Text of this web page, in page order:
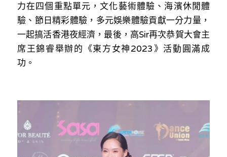
溫志倫專欄
汪明欣專欄
香港科技專上書院｜專欄
力在四個重點單元，文化藝術體驗、海濱休閒體
驗、節日精彩體驗，多元娛樂體驗貢獻一分力量，
一起搞活香港夜經濟，最後，高Sir再次恭賀大會主
席王錦睿舉辦的《東方女神2023》活動圓滿成
功。